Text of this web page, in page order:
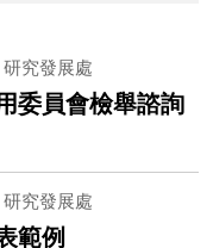
究發展處
委員會檢舉諮詢
究發展處
範例